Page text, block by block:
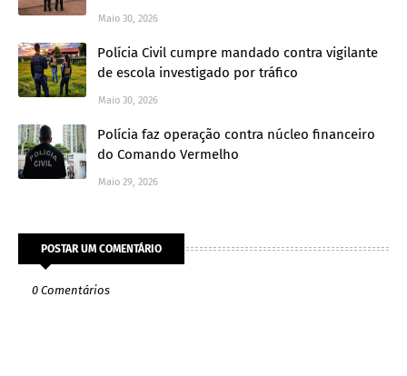
Maio 30, 2026
Polícia Civil cumpre mandado contra vigilante
de escola investigado por tráfico
Maio 30, 2026
Polícia faz operação contra núcleo financeiro
do Comando Vermelho
Maio 29, 2026
POSTAR UM COMENTÁRIO
0 Comentários